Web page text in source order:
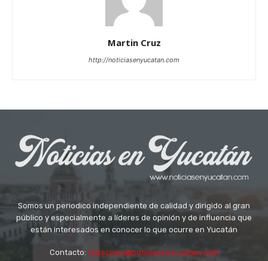
Martin Cruz
http://noticiasenyucatan.com
Somos un periodico independiente de calidad y dirigido al gran
público y especialmente a líderes de opinión y de influencia que
están interesados en conocer lo que ocurre en Yucatán
Contacto: redaccion@noticiasenyucatan.com